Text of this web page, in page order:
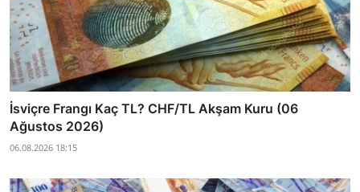
İsviçre Frangı Kaç TL? CHF/TL Akşam Kuru (06
Ağustos 2026)
06.08.2026 18:15